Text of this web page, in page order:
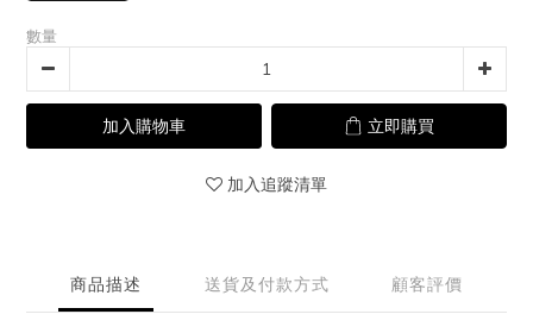
數量
加入購物車 立即購買
加入追蹤清單
商品描述 送貨及付款方式 顧客評價